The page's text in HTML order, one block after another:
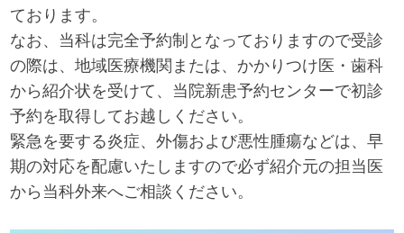
ております。
なお、当科は完全予約制となっておりますので受診
の際は、地域医療機関または、かかりつけ医・歯科
から紹介状を受けて、当院新患予約センターで初診
予約を取得してお越しください。
緊急を要する炎症、外傷および悪性腫瘍などは、早
期の対応を配慮いたしますので必ず紹介元の担当医
から当科外来へご相談ください。